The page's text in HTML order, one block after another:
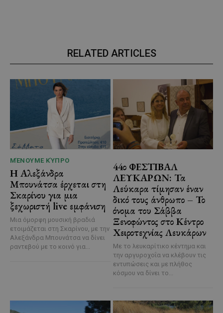
RELATED ARTICLES
ΜΈΝΟΥΜΕ ΚΎΠΡΟ
Η Αλεξάνδρα
Μπουνάτσα έρχεται στη
Σκαρίνου για μια
ξεχωριστή live εμφάνιση
Μια όμορφη μουσική βραδιά
ετοιμάζεται στη Σκαρίνου, με την
Αλεξάνδρα Μπουνάτσα να δίνει
ραντεβού με το κοινό για...
44ο ΦΕΣΤΙΒΑΛ
ΛΕΥΚΑΡΩΝ: Τα
Λεύκαρα τίμησαν έναν
δικό τους άνθρωπο – Το
όνομα του Σάββα
Ξενοφώντος στο Κέντρο
Χειροτεχνίας Λευκάρων
Με το λευκαρίτικο κέντημα και
την αργυροχοΐα να κλέβουν τις
εντυπώσεις και με πλήθος
κόσμου να δίνει το...